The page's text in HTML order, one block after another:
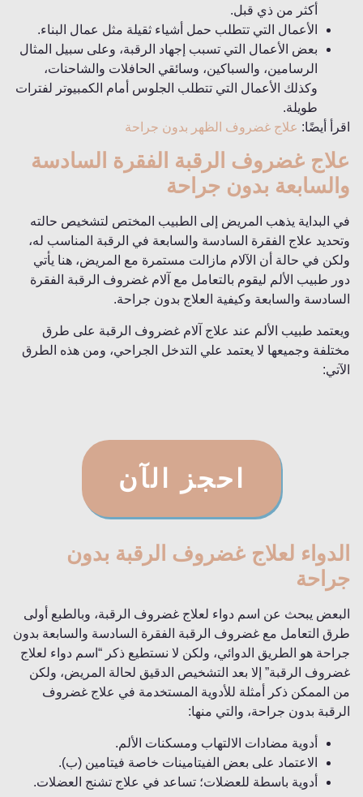
أكثر من ذي قبل.
الأعمال التي تتطلب حمل أشياء ثقيلة مثل عمال البناء.
بعض الأعمال التي تسبب إجهاد الرقبة، وعلى سبيل المثال
الرسامين، والسباكين، وسائقي الحافلات والشاحنات،
وكذلك الأعمال التي تتطلب الجلوس أمام الكمبيوتر لفترات
طويلة.
اقرأ أيضًا: علاج غضروف الظهر بدون جراحة
علاج غضروف الرقبة الفقرة السادسة
والسابعة بدون جراحة
في البداية يذهب المريض إلى الطبيب المختص لتشخيص حالته
وتحديد علاج الفقرة السادسة والسابعة في الرقبة المناسب له،
ولكن في حالة أن الآلام مازالت مستمرة مع المريض، هنا يأتي
دور طبيب الألم ليقوم بالتعامل مع آلام غضروف الرقبة الفقرة
السادسة والسابعة وكيفية العلاج بدون جراحة.
ويعتمد طبيب الألم عند علاج آلام غضروف الرقبة على طرق
مختلفة وجميعها لا يعتمد علي التدخل الجراحي، ومن هذه الطرق
الآتي:
احجز الآن
الدواء لعلاج غضروف الرقبة بدون
جراحة
البعض يبحث عن اسم دواء لعلاج غضروف الرقبة، وبالطبع أولى
طرق التعامل مع غضروف الرقبة الفقرة السادسة والسابعة بدون
جراحة هو الطريق الدوائي، ولكن لا نستطيع ذكر “اسم دواء لعلاج
غضروف الرقبة” إلا بعد التشخيص الدقيق لحالة المريض، ولكن
من الممكن ذكر أمثلة للأدوية المستخدمة في علاج غضروف
الرقبة بدون جراحة، والتي منها:
أدوية مضادات الالتهاب ومسكنات الألم.
الاعتماد على بعض الفيتامينات خاصة فيتامين (ب).
أدوية باسطة للعضلات؛ تساعد في علاج تشنج العضلات.